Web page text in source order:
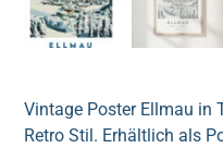
Vintage Poster Ellmau in
Retro Stil. Erhältlich als